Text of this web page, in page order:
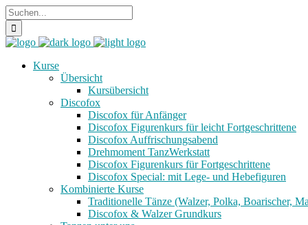
Kurse
Übersicht
Kursübersicht
Discofox
Discofox für Anfänger
Discofox Figurenkurs für leicht Fortgeschrittene
Discofox Auffrischungsabend
Drehmoment TanzWerkstatt
Discofox Figurenkurs für Fortgeschrittene
Discofox Special: mit Lege- und Hebefiguren
Kombinierte Kurse
Traditionelle Tänze (Walzer, Polka, Boarischer,
Discofox & Walzer Grundkurs